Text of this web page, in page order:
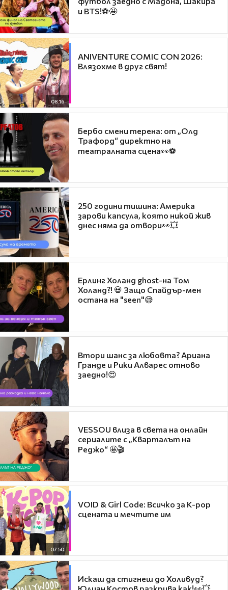
и BTS!⚽🤩
08:16
ANIVENTURE COMIC CON 2026:
Влязохме в друг свят!
Бербо смени терена: от „Олд
Трафорд“ директно на
театралната сцена👀⚽
250 години тишина: Америка
зарови капсула, която никой жив
днес няма да отвори👀💥
Ерлинг Холанд ghost-на Том
Холанд?! 💀 Защо Спайдър-мен
остана на "seen"😅
Втори шанс за любовта? Ариана
Гранде и Рики Алварес отново
заедно!😍
VESSOU влиза в света на онлайн
сериалите с „Кварталът на
Реджо“ 🤩🎬
07:50
VOID & Girl Code: Всичко за K-pop
сцената и мечтите им
Искаш да стигнеш до Холивуд?